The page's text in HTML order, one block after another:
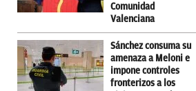
Comunidad
Valenciana
Sánchez consuma su
amenaza a Meloni e
impone controles
fronterizos a los